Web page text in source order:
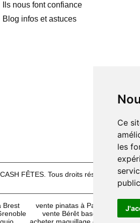
Ce
les
Ils nous font confiance
Blog infos et astuces
FÊTES. Tous droits réservés.
Brest vente pinatas à Palavas
vente Bérêt basque à